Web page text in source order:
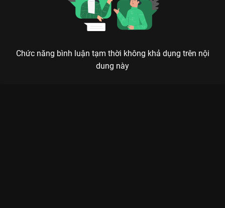
Chức năng bình luận tạm thời không khả dụng trên nội
dung này